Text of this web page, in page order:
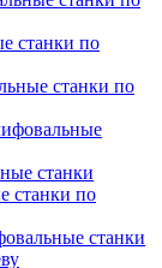
станки по
станки по
станки
станки по
станки